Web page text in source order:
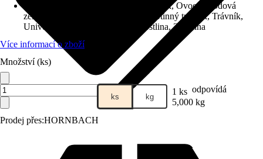
Prodej přes:HORNBACH
Kompost, Okrasný trávník, Ovoce, Plodová
zelenina, Sportovní a hrací trávník, Stinný trávník, Trávník,
Univerzálně použitelné, Zelená rostlina, Zelenina
Více informací o zboží
Množství (ks)
ks kg 1 ks odpovídá
5,000 kg